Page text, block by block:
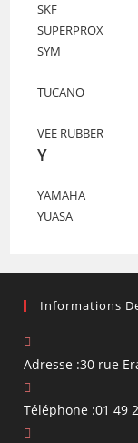
SKF
SUPERPROX
SYM
TUCANO
VEE RUBBER
Y
YAMAHA
YUASA
Informations
Adresse :30 rue
Téléphone :01 49